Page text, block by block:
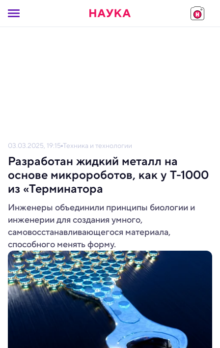
03.03.2025, 19:15 Техника и технологии
Разработан жидкий металл на
основе микророботов, как у Т-1000
из «Терминатора
Инженеры объединили принципы биологии и
инженерии для создания умного,
самовосстанавливающегося материала,
способного менять форму.